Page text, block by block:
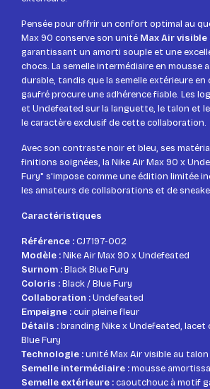
Pensée pour offrir un confort optimal au
Max 90 conserve son unité Max Air visible
garantissant un amorti souple et une
chocs. La semelle intermédiaire en mousse
durable, tandis que la semelle extérieure
gaufré procure une adhérence fiable. Les
et Undefeated sur la languette, le talon et
le caractère exclusif de cette collaboration.
Avec son contraste noir et bleu, ses
finitions soignées, la Nike Air Max 90 x
Fury" s'impose comme une édition limitée
les amateurs de collaborations et de
Caractéristiques
Référence :CJ7197-002
Modèle :Nike Air Max 90 x Undefeated
Surnom :Black Blue Fury
Coloris :Black / Blue Fury
Collaboration :Undefeated
Empeigne :cuir pleine fleur
Détails :branding Nike x Undefeated, lacet
Blue Fury
Technologie :unité Max Air visible au talon
Semelle intermédiaire :mousse
Semelle extérieure :caoutchouc à motif